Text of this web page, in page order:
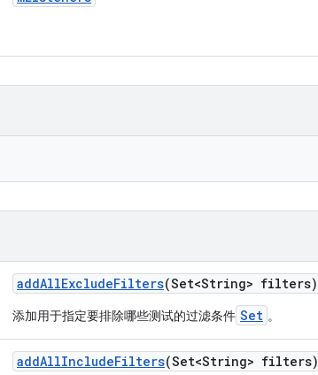
addAllExcludeFilters(Set<String> filters)
添加用于指定要排除哪些测试的过滤条件 Set 。
addAllIncludeFilters(Set<String> filters)